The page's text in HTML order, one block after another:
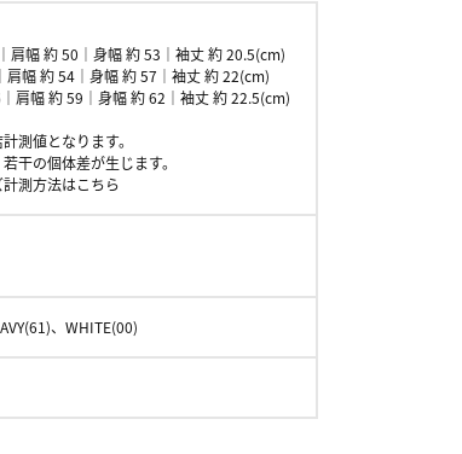
肩幅 約 50｜身幅 約 53｜袖丈 約 20.5(cm)
肩幅 約 54｜身幅 約 57｜袖丈 約 22(cm)
肩幅 約 59｜身幅 約 62｜袖丈 約 22.5(cm)
測値となります。
干の個体差が生じます。
測方法はこちら
、WHITE(00)